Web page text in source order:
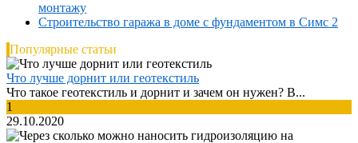
монтажу
Строительство гаража в доме с фундаментом в Симс 2
Популярные статьи
Что лучше дорнит или геотекстиль
Что такое геотекстиль и дорнит и зачем он нужен? В...
1
29.10.2020